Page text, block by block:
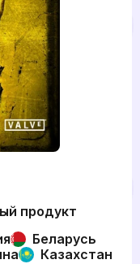
продукт
Беларусь
Казахстан